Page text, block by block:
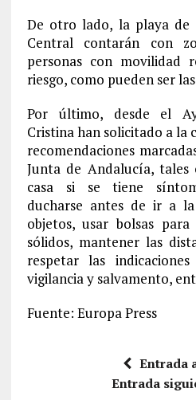
De otro lado, la playa
Central contarán con
personas con movilidad
riesgo, como pueden ser
Por último, desde el
Cristina han solicitado a la
recomendaciones
Junta de Andalucía, tales
casa si se tiene
ducharse antes de ir a
objetos, usar bolsas
sólidos, mantener las
respetar las
vigilancia y salvamento,
Fuente: Europa Press
Entrada
Entrada